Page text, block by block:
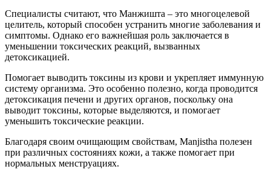
Специалисты считают, что Манжишта – это многоцелевой
целитель, который способен устранить многие заболевания и
симптомы. Однако его важнейшая роль заключается в
уменьшении токсических реакций, вызванных
детоксикацией.
Помогает выводить токсины из крови и укрепляет иммунную
систему организма. Это особенно полезно, когда проводится
детоксикация печени и других органов, поскольку она
выводит токсины, которые выделяются, и помогает
уменьшить токсические реакции.
Благодаря своим очищающим свойствам, Manjistha полезен
при различных состояниях кожи, а также помогает при
нормальных менструациях.